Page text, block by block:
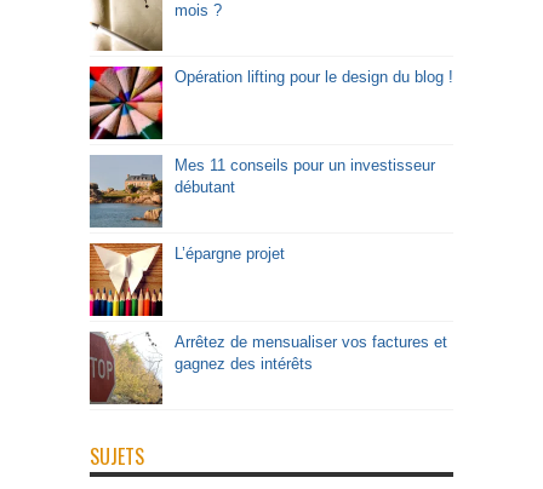
mois ?
Opération lifting pour le design du blog !
Mes 11 conseils pour un investisseur
débutant
L’épargne projet
Arrêtez de mensualiser vos factures et
gagnez des intérêts
SUJETS